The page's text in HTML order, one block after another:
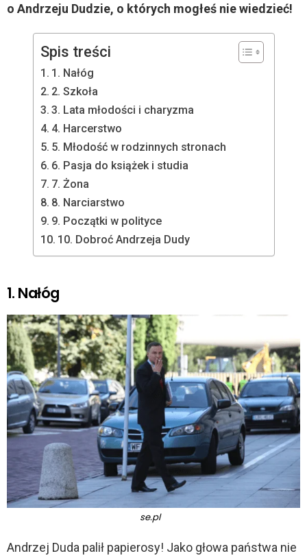
o Andrzeju Dudzie, o których mogłeś nie wiedzieć!
Spis treści
1. Nałóg
2. Szkoła
3. Lata młodości i charyzma
4. Harcerstwo
5. Młodość w rodzinnych stronach
6. Pasja do książek i studia
7. Żona
8. Narciarstwo
9. Początki w polityce
10. Dobroć Andrzeja Dudy
1. Nałóg
se.pl
Andrzej Duda palił papierosy! Jako głowa państwa nie